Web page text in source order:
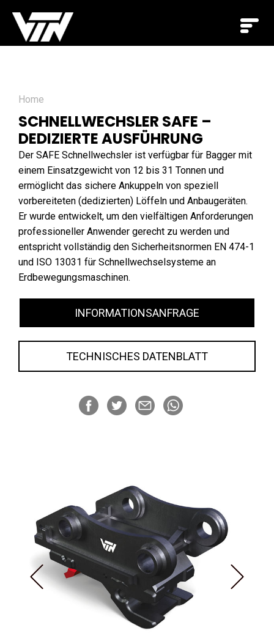
Home
SCHNELLWECHSLER SAFE –
DEDIZIERTE AUSFÜHRUNG
Der SAFE Schnellwechsler ist verfügbar für Bagger mit
einem Einsatzgewicht von 12 bis 31 Tonnen und
ermöglicht das sichere Ankuppeln von speziell
vorbereiteten (dedizierten) Löffeln und Anbaugeräten.
Er wurde entwickelt, um den vielfältigen Anforderungen
professioneller Anwender gerecht zu werden und
entspricht vollständig den Sicherheitsnormen EN 474-1
und ISO 13031 für Schnellwechselsysteme an
Erdbewegungsmaschinen.
INFORMATIONSANFRAGE
TECHNISCHES DATENBLATT